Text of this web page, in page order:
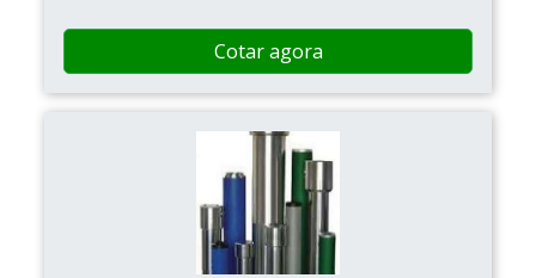
Cotar agora